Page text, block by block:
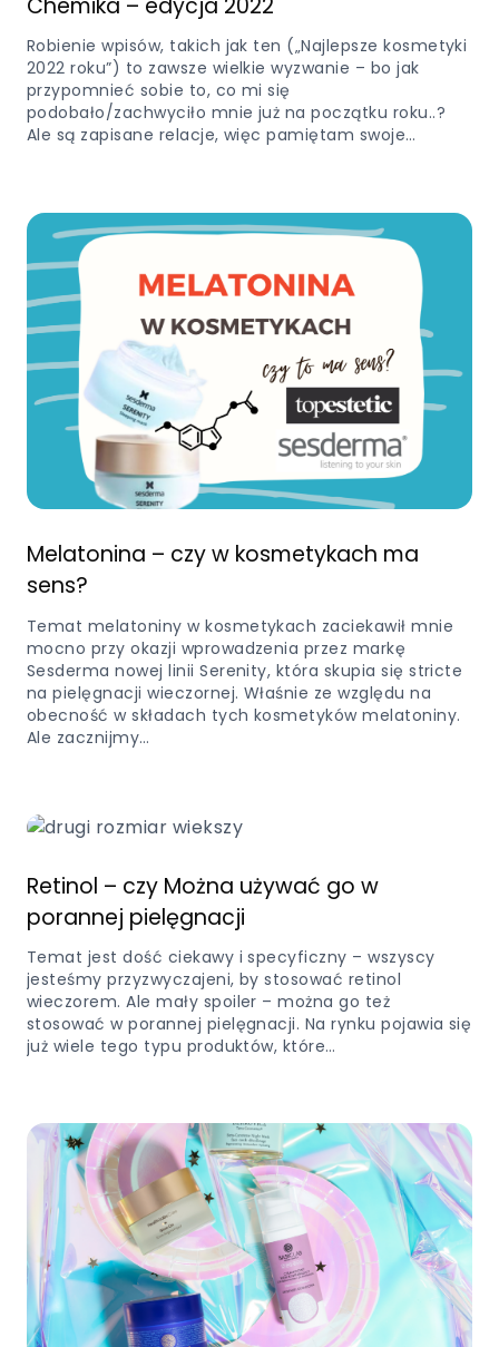
Chemika – edycja 2022
Robienie wpisów, takich jak ten („Najlepsze kosmetyki
2022 roku”) to zawsze wielkie wyzwanie – bo jak
przypomnieć sobie to, co mi się
podobało/zachwyciło mnie już na początku roku..?
Ale są zapisane relacje, więc pamiętam swoje…
Melatonina – czy w kosmetykach ma
sens?
Temat melatoniny w kosmetykach zaciekawił mnie
mocno przy okazji wprowadzenia przez markę
Sesderma nowej linii Serenity, która skupia się stricte
na pielęgnacji wieczornej. Właśnie ze względu na
obecność w składach tych kosmetyków melatoniny.
Ale zacznijmy…
Retinol – czy Można używać go w
porannej pielęgnacji
Temat jest dość ciekawy i specyficzny – wszyscy
jesteśmy przyzwyczajeni, by stosować retinol
wieczorem. Ale mały spoiler – można go też
stosować w porannej pielęgnacji. Na rynku pojawia się
już wiele tego typu produktów, które…